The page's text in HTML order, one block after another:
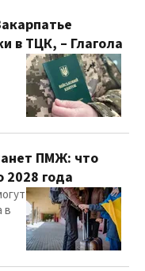
в ТЦК, – Глагола
ПМЖ: что
года
в